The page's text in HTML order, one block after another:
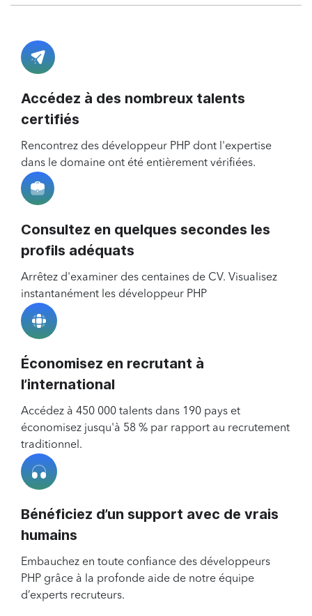
Accédez à des nombreux talents
certifiés
Rencontrez des développeur PHP dont l'expertise
dans le domaine ont été entièrement vérifiées.
Consultez en quelques secondes les
profils adéquats
Arrêtez d'examiner des centaines de CV. Visualisez
instantanément les développeur PHP
Économisez en recrutant à
l’international
Accédez à 450 000 talents dans 190 pays et
économisez jusqu'à 58 % par rapport au recrutement
traditionnel.
Bénéficiez d’un support avec de vrais
humains
Embauchez en toute confiance des développeurs
PHP grâce à la profonde aide de notre équipe
d’experts recruteurs.